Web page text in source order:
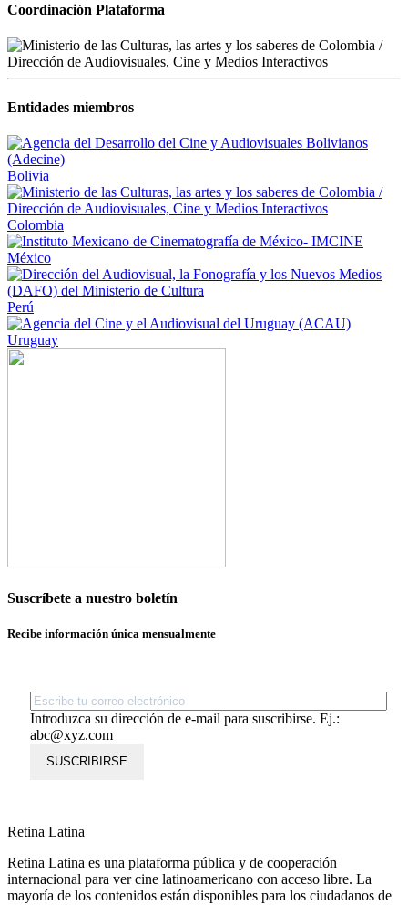
Coordinación Plataforma
Entidades miembros
Bolivia
Colombia
México
Perú
Uruguay
Suscríbete a nuestro boletín
Recibe información única mensualmente
Introduzca su dirección de e-mail para suscribirse. Ej.:
abc@xyz.com
SUSCRIBIRSE
Retina Latina
Retina Latina es una plataforma pública y de cooperación
internacional para ver cine latinoamericano con acceso libre. La
mayoría de los contenidos están disponibles para los ciudadanos de